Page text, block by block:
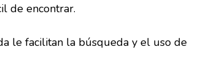
de encontrar.
le facilitan la búsqueda y el uso de